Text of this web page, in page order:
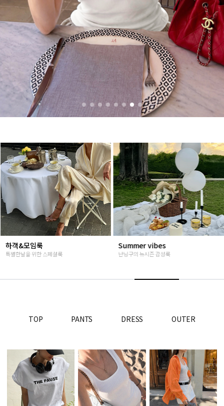
Summer vibes
난닝구의 뉴시즌 감성룩
베스트재진행
고객님들이 인정해주신 Steady seller
TOP PANTS DRESS OUTER